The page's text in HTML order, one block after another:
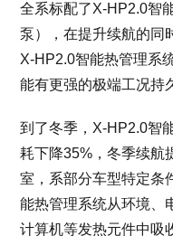
全系标配了X-HP2.0智
泵），在提升续航的同
X-HP2.0智能热管理系
能有更强的极端工况持
到了冬季，X-HP2.0智
耗下降35%，冬季续航
室，系部分车型特定条
能热管理系统从环境、
计算机等发热元件中吸